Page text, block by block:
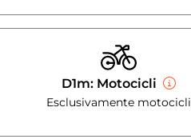
D1m: Motocicli
Esclusivamente motocicli